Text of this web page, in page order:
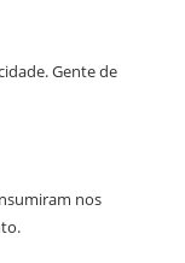
Gente de
nos